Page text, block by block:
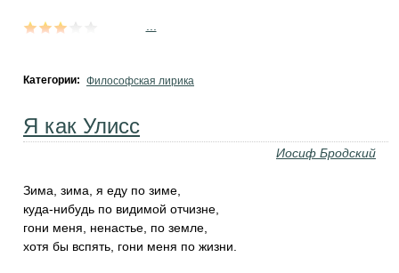
Категории: Философская лирика
Я как Улисс
Иосиф Бродский
Зима, зима, я еду по зиме,
куда-нибудь по видимой отчизне,
гони меня, ненастье, по земле,
хотя бы вспять, гони меня по жизни.